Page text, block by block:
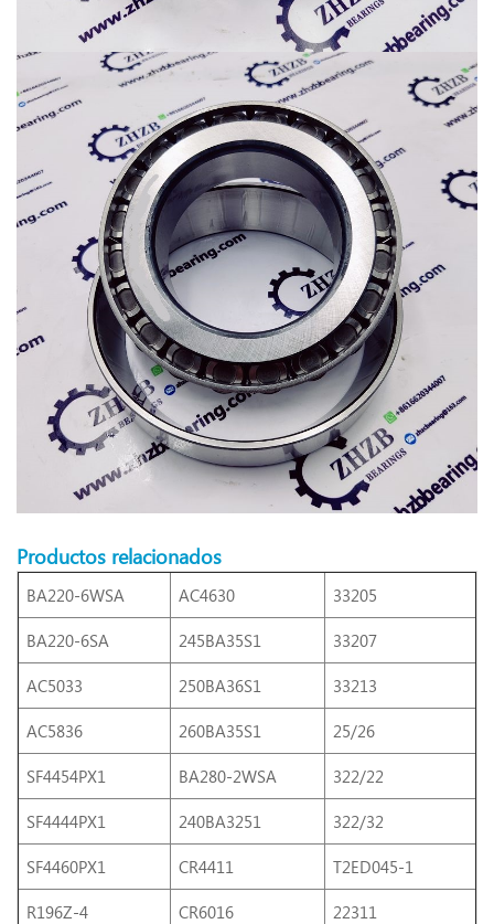
Productos relacionados
BA220-6WSA AC4630 33205
BA220-6SA 245BA35S1 33207
AC5033 250BA36S1 33213
AC5836 260BA35S1 25/26
SF4454PX1 BA280-2WSA 322/22
SF4444PX1 240BA3251 322/32
SF4460PX1 CR4411 T2ED045-1
R196Z-4 CR6016 22311